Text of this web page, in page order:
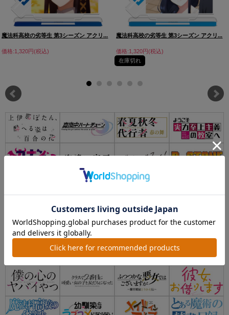
魔法科高校の劣等生 第3シーズン アクリ...
価格:1,320円(税込)
魔法科高校の劣等生 第3シーズン アクリ...
価格:1,320円(税込)
在庫切れ